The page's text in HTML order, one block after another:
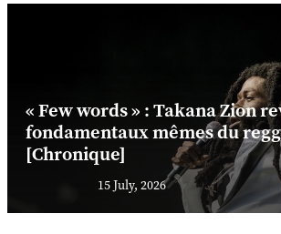
« Few words » : Takana Zion
fondamentaux mêmes du
[Chronique]
15 July, 2026